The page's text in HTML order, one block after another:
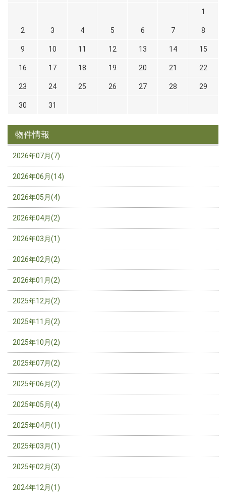
1
2 3 4 5 6 7 8
9 10 11 12 13 14 15
16 17 18 19 20 21 22
23 24 25 26 27 28 29
30 31
物件情報
2026年07月(7)
2026年06月(14)
2026年05月(4)
2026年04月(2)
2026年03月(1)
2026年02月(2)
2026年01月(2)
2025年12月(2)
2025年11月(2)
2025年10月(2)
2025年07月(2)
2025年06月(2)
2025年05月(4)
2025年04月(1)
2025年03月(1)
2025年02月(3)
2024年12月(1)